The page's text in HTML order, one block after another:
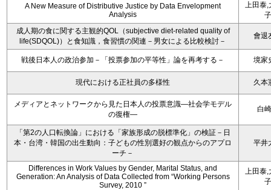
A New Measure of Distributive Justice by Data Envelopment
Analysis
上田泰,
子
成人期の食に関する主観的QOL（subjective diet-related quality of
life(SDQOL)）と食知識，食習慣の関連－男女による比較検討－
會退
戦後日本人の政治参加－「投票参加の平等性」論を再考する－ 境家
現代における正社員の多様性 久本
メディアとネットワークから見た日本人の投票意識―社会学モデル
の復権―
白
「第2の人口転換論」における「家族形成の脱標準化」の検証－日
本・台湾・韓国の出生動向：子どもの性別選好の観点からのアプロ
ーチ－
平井
Differences in Work Values by Gender, Marital Status, and
Generation: An Analysis of Data Collected from “Working Persons
Survey, 2010 ”
上田泰,
子